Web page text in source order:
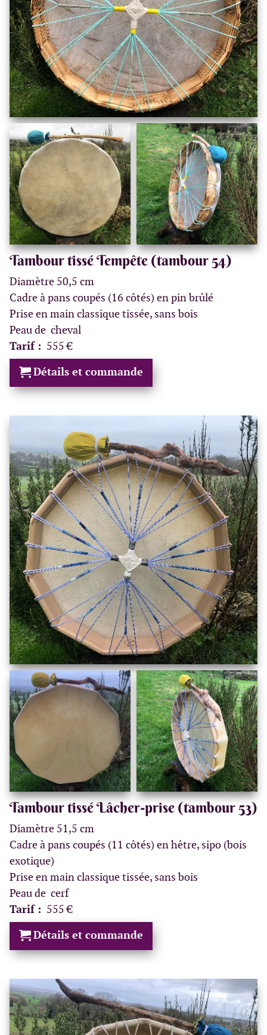
Tambour tissé Tempête (tambour 54)
Diamètre 50,5 cm
Cadre à pans coupés (16 côtés) en pin brûlé
Prise en main classique tissée, sans bois
Peau de cheval
Tarif : 555 €
Détails et commande
Tambour tissé Lâcher-prise (tambour 53)
Diamètre 51,5 cm
Cadre à pans coupés (11 côtés) en hêtre, sipo (bois
exotique)
Prise en main classique tissée, sans bois
Peau de cerf
Tarif : 555 €
Détails et commande